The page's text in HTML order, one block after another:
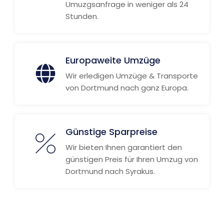
Umuzgsanfrage in weniger als 24
Stunden.
Europaweite Umzüge
Wir erledigen Umzüge & Transporte
von Dortmund nach ganz Europa.
Günstige Sparpreise
Wir bieten Ihnen garantiert den
günstigen Preis für Ihren Umzug von
Dortmund nach Syrakus.